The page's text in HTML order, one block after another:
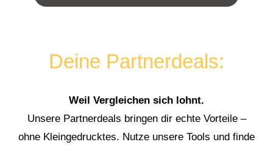
Deine Partnerdeals:
Weil Vergleichen sich lohnt.
Unsere Partnerdeals bringen dir echte Vorteile –
ohne Kleingedrucktes. Nutze unsere Tools und finde